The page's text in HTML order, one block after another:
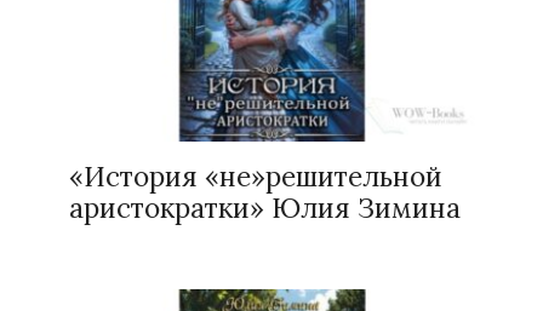
«История «не»решительной
аристократки» Юлия Зимина